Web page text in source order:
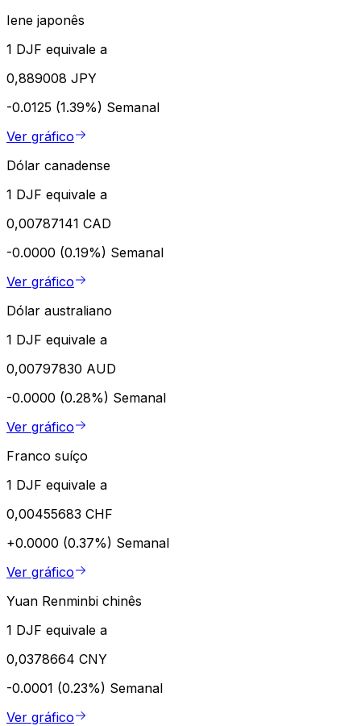
Iene japonês
1 DJF equivale a
0,889008 JPY
-0.0125 (1.39%) Semanal
Ver gráfico
Dólar canadense
1 DJF equivale a
0,00787141 CAD
-0.0000 (0.19%) Semanal
Ver gráfico
Dólar australiano
1 DJF equivale a
0,00797830 AUD
-0.0000 (0.28%) Semanal
Ver gráfico
Franco suíço
1 DJF equivale a
0,00455683 CHF
+0.0000 (0.37%) Semanal
Ver gráfico
Yuan Renminbi chinês
1 DJF equivale a
0,0378664 CNY
-0.0001 (0.23%) Semanal
Ver gráfico